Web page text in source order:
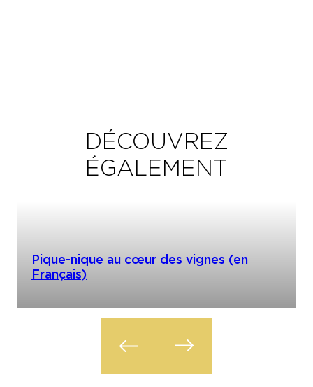
DÉCOUVREZ
ÉGALEMENT
Pique-nique au cœur des vignes (en
Français)